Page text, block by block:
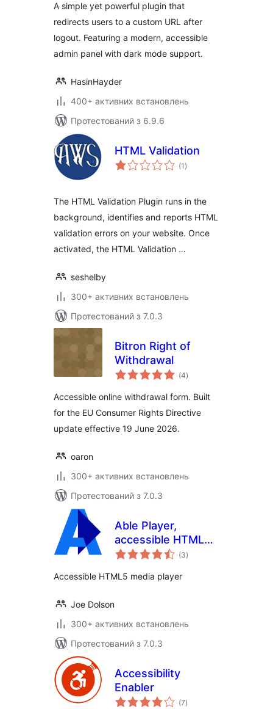
A simple yet powerful plugin that
redirects users to a custom URL after
logout. Featuring a modern, accessible
admin panel with dark mode support.
HasinHayder
400+ активних встановлень
Протестований з 6.9.6
HTML Validation
(1 загальний
рейтинг
)
The HTML Validation Plugin runs in the
background, identifies and reports HTML
validation errors on your website. Once
activated, the HTML Validation …
seshelby
300+ активних встановлень
Протестований з 7.0.3
Bitron Right of
Withdrawal
(4загальний
рейтинг
)
Accessible online withdrawal form. Built
for the EU Consumer Rights Directive
update effective 19 June 2026.
oaron
300+ активних встановлень
Протестований з 7.0.3
Able Player,
accessible HTML5
media player(3загальний
рейтинг
)
Accessible HTML5 media player
Joe Dolson
300+ активних встановлень
Протестований з 7.0.3
Accessibility
Enabler
(7загальний
рейтинг
)